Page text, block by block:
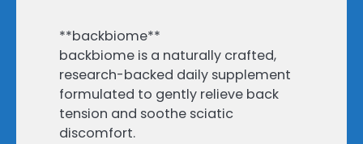
**backbiome**
backbiome is a naturally crafted,
research-backed daily supplement
formulated to gently relieve back
tension and soothe sciatic
discomfort.